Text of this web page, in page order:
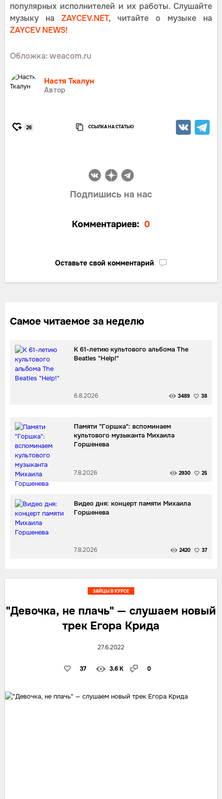
популярных исполнителей и их работы. Слушайте
музыку на ZAYCEV.NET, читайте о музыке на
ZAYCEV NEWS!
Обложка: weacom.ru
Настя Ткалун
Автор
26 ССЫЛКА НА СТАТЬЮ
Подпишись на нас
Комментариев: 0
Оставьте свой комментарий
Самое читаемое за неделю
К 61-летию культового альбома The
Beatles "Help!"
6.8.2026 3489 38
Памяти "Горшка": вспоминаем
культового музыканта Михаила
Горшенева
7.8.2026 2930 25
Видео дня: концерт памяти Михаила
Горшенева
7.8.2026 2420 37
"Девочка, не плачь" — слушаем новый
трек Егора Крида
27.6.2022
37 3.6 K 0
ЗАЙЦЫ В КУРСЕ